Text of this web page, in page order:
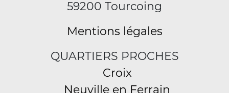
59200 Tourcoing
Mentions légales
QUARTIERS PROCHES
Croix
Neuville en Ferrain